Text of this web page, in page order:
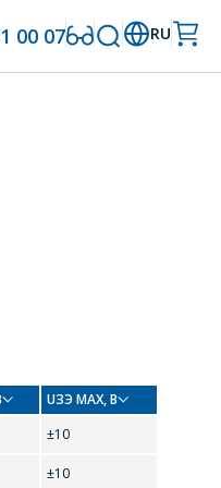
00 07 RU
UЗЭ MAX, В
±10
±10